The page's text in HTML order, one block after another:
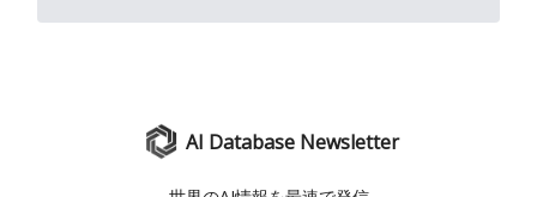
AI Database Newsletter